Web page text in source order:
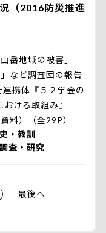
（2016防災推進
岳地域の被害」
など調査団の報告
携体『５２学会の
ける取組み』
料）（全29P）
・教訓
査・研究
最後へ